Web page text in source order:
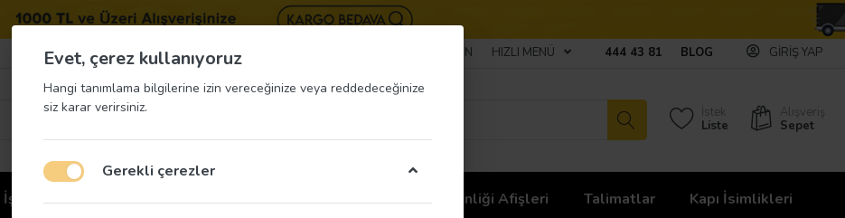
BIZE ULAŞIN HIZLI MENÜ 444 43 81 BLOG GIRIŞ YAP
İstek
Liste
Alışveriş
Sepet
İş Güvenliği Etiketleri İş Güvenliği Ekipmanları İş Güvenliği Afişleri Talimatlar Kapı İsimlikleri
Evet, çerez kullanıyoruz
Hangi tanımlama bilgilerine izin vereceğinize veya reddedeceğinize
siz karar verirsiniz.
Gerekli çerezler